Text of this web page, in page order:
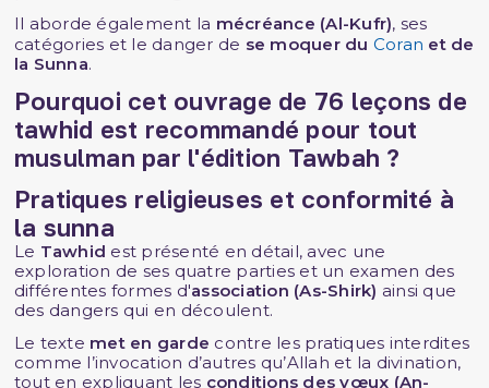
Il aborde également la mécréance (Al-Kufr), ses
catégories et le danger de se moquer du Coran et de
la Sunna.
Pourquoi cet ouvrage de 76 leçons de
tawhid est recommandé pour tout
musulman par l'édition Tawbah ?
Pratiques religieuses et conformité à
la sunna
Le Tawhid est présenté en détail, avec une
exploration de ses quatre parties et un examen des
différentes formes d'association (As-Shirk) ainsi que
des dangers qui en découlent.
Le texte met en garde contre les pratiques interdites
comme l’invocation d’autres qu’Allah et la divination,
tout en expliquant les conditions des vœux (An-